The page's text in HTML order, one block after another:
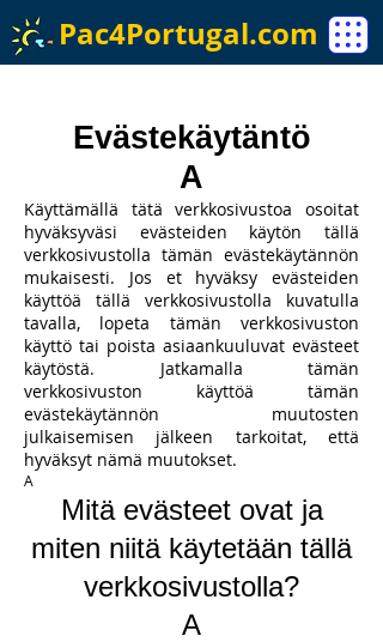
Pac4Portugal.com
Evästekäytäntö
A
Käyttämällä tätä verkkosivustoa osoitat
hyväksyväsi evästeiden käytön tällä
verkkosivustolla tämän evästekäytännön
mukaisesti. Jos et hyväksy evästeiden
käyttöä tällä verkkosivustolla kuvatulla
tavalla, lopeta tämän verkkosivuston
käyttö tai poista asiaankuuluvat evästeet
käytöstä. Jatkamalla tämän
verkkosivuston käyttöä tämän
evästekäytännön muutosten
julkaisemisen jälkeen tarkoitat, että
hyväksyt nämä muutokset.
A
Mitä evästeet ovat ja
miten niitä käytetään tällä
verkkosivustolla?
A